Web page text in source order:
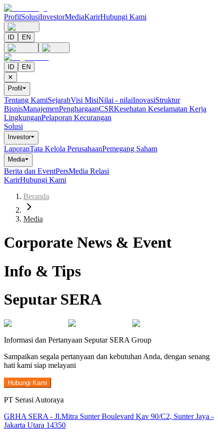
ProfilSolusiInvestorMediaKarirHubungi Kami
ID EN
ID
EN
✕
Profil ⏷
Tentang KamiSejarahVisi MisiNilai - nilaiInovasiStruktur
BisnisManajemenPenghargaanCSRKesehatan Keselamatan Kerja
LingkunganPelaporan Kecurangan
Solusi
Investor⏷
LaporanTata Kelola PerusahaanPemegang Saham
Media⏷
Berita dan EventPersMedia Relasi
KarirHubungi Kami
Beranda
Media
Corporate News & Event
Info & Tips
Seputar SERA
Informasi dan Pertanyaan Seputar SERA Group
Sampaikan segala pertanyaan dan kebutuhan Anda, dengan senang
hati kami siap melayani
Hubungi Kami
PT Serasi Autoraya
GRHA SERA - Jl.Mitra Sunter Boulevard Kav 90/C2, Sunter Jaya -
Jakarta Utara 14350